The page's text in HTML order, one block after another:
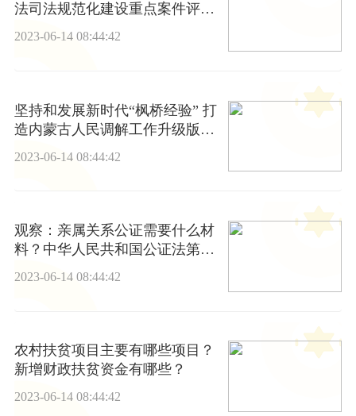
法司法规范化建设重点案件评查
工作 世界观点
2023-06-14 08:44:42
坚持和发展新时代“枫桥经验” 打
造内蒙古人民调解工作升级版_
2023-06-14 08:44:42
观察：亲属关系公证需要什么材
料？中华人民共和国公证法第二
十五条是什么内容？
2023-06-14 08:44:42
农村扶贫项目主要有哪些项目？
新增财政扶贫资金有哪些？
2023-06-14 08:44:42